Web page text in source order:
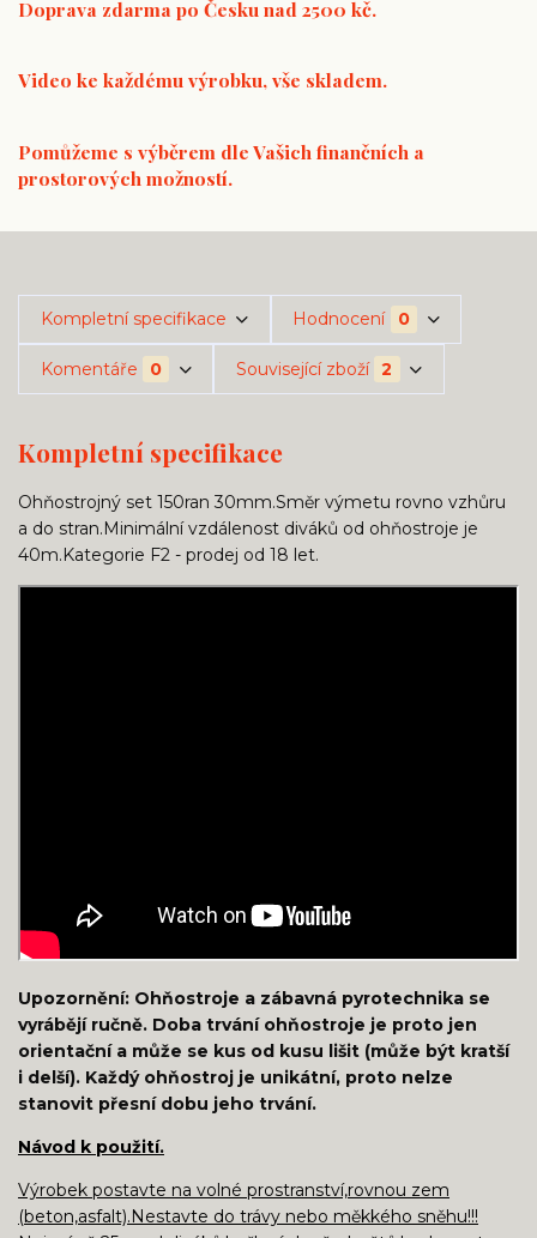
Doprava zdarma po Česku nad 2500 kč.
Video ke každému výrobku, vše skladem.
Pomůžeme s výběrem dle Vašich finančních a
prostorových možností.
Kompletní specifikace Hodnocení 0
Komentáře 0 Související zboží 2
Kompletní specifikace
Ohňostrojný set 150ran 30mm.Směr výmetu rovno vzhůru
a do stran.Minimální vzdálenost diváků od ohňostroje je
40m.Kategorie F2 - prodej od 18 let.
Upozornění: Ohňostroje a zábavná pyrotechnika se
vyrábějí ručně. Doba trvání ohňostroje je proto jen
orientační a může se kus od kusu lišit (může být kratší
i delší). Každý ohňostroj je unikátní, proto nelze
stanovit přesní dobu jeho trvání.
Návod k použití.
Výrobek postavte na volné prostranství,rovnou zem
(beton,asfalt).Nestavte do trávy nebo měkkého sněhu!!!